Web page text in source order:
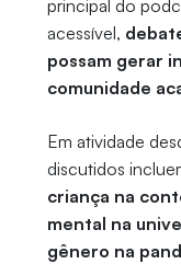
principal do
acessível,
possam gerar
comunidade
Em atividade
discutidos
criança na
mental na
gênero na